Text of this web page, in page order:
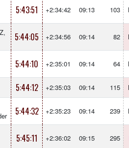
5:43:51 +2:34:42 09:13 103
5:44:05 +2:34:56 09:14 82
5:44:10 +2:35:01 09:14 64
5:44:12 +2:35:03 09:14 115
5:44:32 +2:35:23 09:14 239
5:45:11 +2:36:02 09:15 295